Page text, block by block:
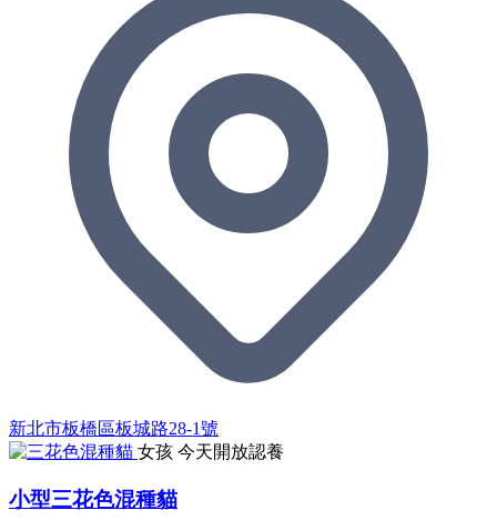
新北市板橋區板城路28-1號
女孩 今天開放認養
小型三花色混種貓